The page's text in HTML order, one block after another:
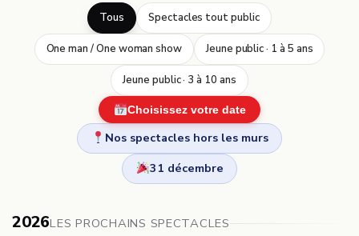
Tous Spectacles tout public
One man / One woman show Jeune public · 1 à 5 ans
Jeune public · 3 à 10 ans
Choisissez votre date
Nos spectacles hors les murs
31 décembre
2026LES PROCHAINS SPECTACLES